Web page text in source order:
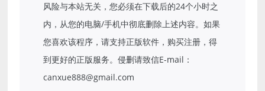
风险与本站无关，您必须在下载后的24个小时之
内，从您的电脑/手机中彻底删除上述内容。如果
您喜欢该程序，请支持正版软件，购买注册，得
到更好的正版服务。侵删请致信E-mail：
canxue888@gmail.com